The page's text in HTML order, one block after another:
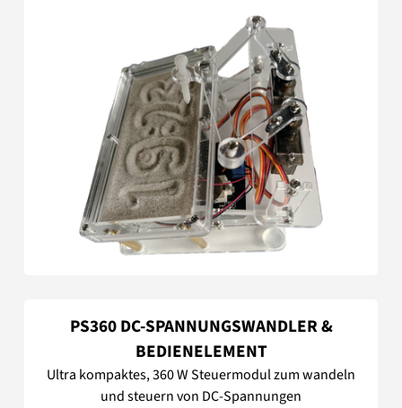
PS360 DC-SPANNUNGSWANDLER &
BEDIENELEMENT
Ultra kompaktes, 360 W Steuermodul zum wandeln
und steuern von DC-Spannungen